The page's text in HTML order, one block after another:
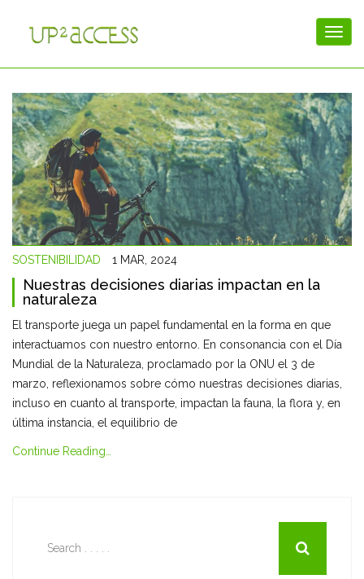
SOSTENIBILIDAD 1 MAR, 2024
Nuestras decisiones diarias impactan en la
naturaleza
­El transporte juega un papel fundamental en la forma en que
interactuamos con nuestro entorno. En consonancia con el Día
Mundial de la Naturaleza, proclamado ­­por la ONU el 3 de
marzo, reflexionamos sobre cómo nuestras decisiones diarias,
incluso en cuanto al transporte, impactan la fauna, la flora y, en
última instancia, el equilibrio de
Continue Reading…